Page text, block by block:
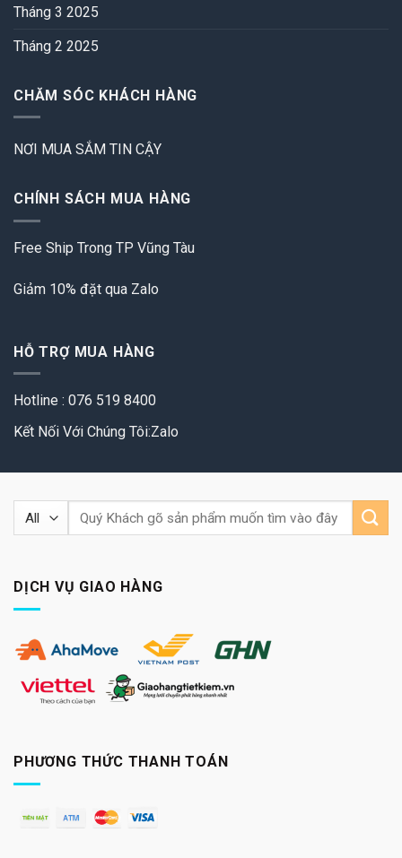
Tháng 3 2025
Tháng 2 2025
CHĂM SÓC KHÁCH HÀNG
NƠI MUA SẮM TIN CẬY
CHÍNH SÁCH MUA HÀNG
Free Ship Trong TP Vũng Tàu
Giảm 10% đặt qua Zalo
HỖ TRỢ MUA HÀNG
Hotline : 076 519 8400
Kết Nối Với Chúng Tôi:Zalo
Tìm
kiếm:
DỊCH VỤ GIAO HÀNG
PHƯƠNG THỨC THANH TOÁN